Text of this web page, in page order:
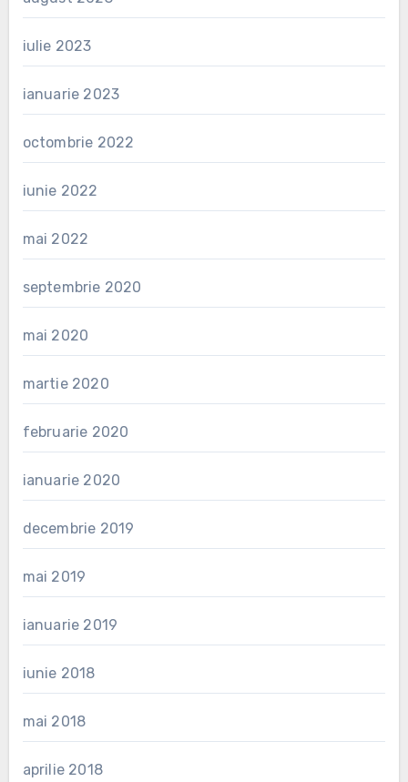
iulie 2023
ianuarie 2023
octombrie 2022
iunie 2022
mai 2022
septembrie 2020
mai 2020
martie 2020
februarie 2020
ianuarie 2020
decembrie 2019
mai 2019
ianuarie 2019
iunie 2018
mai 2018
aprilie 2018